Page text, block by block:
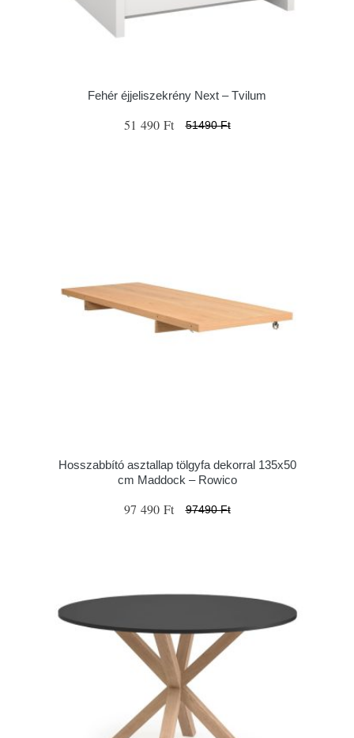
Fehér éjjeliszekrény Next – Tvilum
51 490 Ft 51490 Ft
Hosszabbító asztallap tölgyfa dekorral 135x50
cm Maddock – Rowico
97 490 Ft 97490 Ft